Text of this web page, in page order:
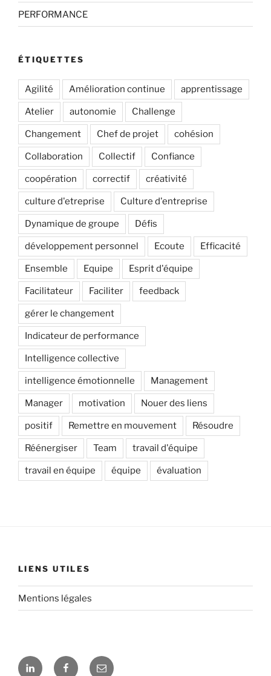
PERFORMANCE
ÉTIQUETTES
Agilité Amélioration continue apprentissage
Atelier autonomie Challenge
Changement Chef de projet cohésion
Collaboration Collectif Confiance
coopération correctif créativité
culture d'etreprise Culture d'entreprise
Dynamique de groupe Défis
développement personnel Ecoute Efficacité
Ensemble Equipe Esprit d'équipe
Facilitateur Faciliter feedback
gérer le changement
Indicateur de performance
Intelligence collective
intelligence émotionnelle Management
Manager motivation Nouer des liens
positif Remettre en mouvement Résoudre
Réénergiser Team travail d'équipe
travail en équipe équipe évaluation
LIENS UTILES
Mentions légales
Linkedin FacebookNous